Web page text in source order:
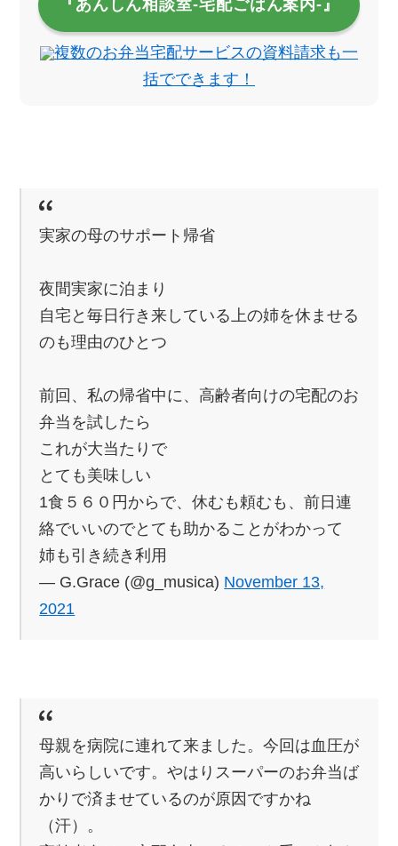
『あんしん相談室‐宅配ごはん案内‐』
複数のお弁当宅配サービスの資料請求も一
括でできます！
実家の母のサポート帰省
夜間実家に泊まり
自宅と毎日行き来している上の姉を休ませる
のも理由のひとつ
前回、私の帰省中に、高齢者向けの宅配のお
弁当を試したら
これが大当たりで
とても美味しい
1食５６０円からで、休むも頼むも、前日連
絡でいいのでとても助かることがわかって
姉も引き続き利用
— G.Grace (@g_musica) November 13,
2021
母親を病院に連れて来ました。今回は血圧が
高いらしいです。やはりスーパーのお弁当ば
かりで済ませているのが原因ですかね
（汗）。